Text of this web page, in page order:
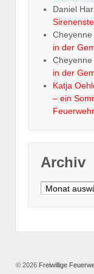
Daniel
Cheyenne
in der
Cheyenne
in der
Katja
– ein
Archiv
Archiv
© 2026 Freiwillige